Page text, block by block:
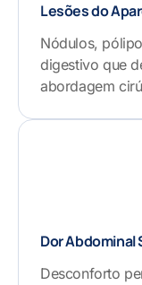
Lesões do
Nódulos,
digestivo que
abordagem
Dor
Desconforto